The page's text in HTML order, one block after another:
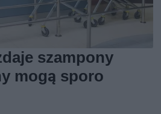
szampony
mogą sporo